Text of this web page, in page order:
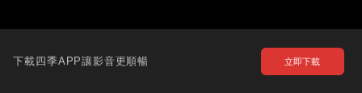
下載四季APP讓影音更順暢 立即下載